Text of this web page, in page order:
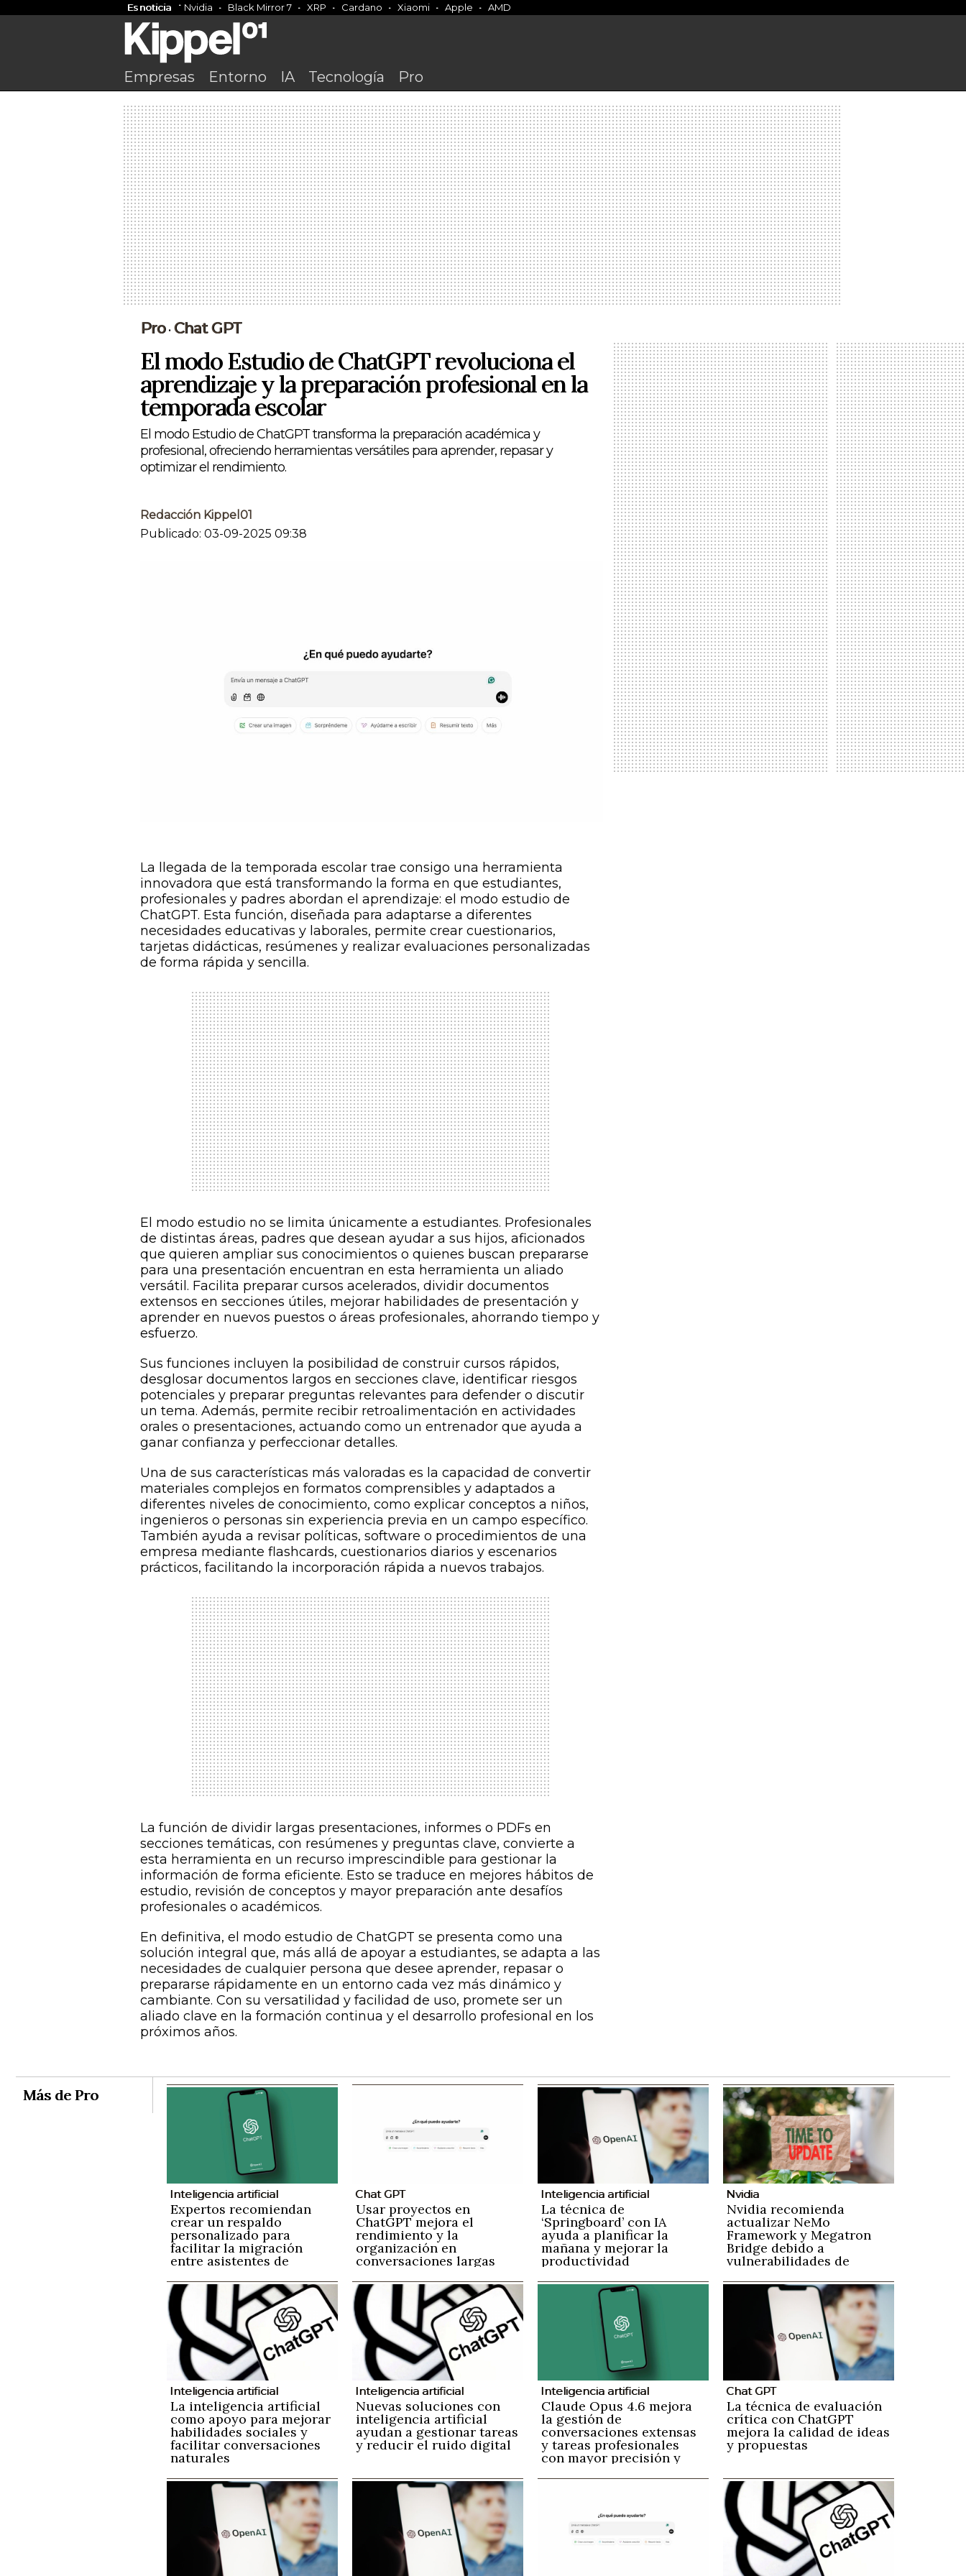
Es noticia Nvidia Black Mirror 7 XRP Cardano Xiaomi Apple AMD
Empresas Entorno IA Tecnología Pro
Pro• Chat GPT
El modo Estudio de ChatGPT revoluciona el
aprendizaje y la preparación profesional en la
temporada escolar
El modo Estudio de ChatGPT transforma la preparación académica y
profesional, ofreciendo herramientas versátiles para aprender, repasar y
optimizar el rendimiento.
Redacción Kippel01
Publicado: 03-09-2025 09:38
La llegada de la temporada escolar trae consigo una herramienta
innovadora que está transformando la forma en que estudiantes,
profesionales y padres abordan el aprendizaje: el modo estudio de
ChatGPT. Esta función, diseñada para adaptarse a diferentes
necesidades educativas y laborales, permite crear cuestionarios,
tarjetas didácticas, resúmenes y realizar evaluaciones personalizadas
de forma rápida y sencilla.
El modo estudio no se limita únicamente a estudiantes. Profesionales
de distintas áreas, padres que desean ayudar a sus hijos, aficionados
que quieren ampliar sus conocimientos o quienes buscan prepararse
para una presentación encuentran en esta herramienta un aliado
versátil. Facilita preparar cursos acelerados, dividir documentos
extensos en secciones útiles, mejorar habilidades de presentación y
aprender en nuevos puestos o áreas profesionales, ahorrando tiempo y
esfuerzo.
Sus funciones incluyen la posibilidad de construir cursos rápidos,
desglosar documentos largos en secciones clave, identificar riesgos
potenciales y preparar preguntas relevantes para defender o discutir
un tema. Además, permite recibir retroalimentación en actividades
orales o presentaciones, actuando como un entrenador que ayuda a
ganar confianza y perfeccionar detalles.
Una de sus características más valoradas es la capacidad de convertir
materiales complejos en formatos comprensibles y adaptados a
diferentes niveles de conocimiento, como explicar conceptos a niños,
ingenieros o personas sin experiencia previa en un campo específico.
También ayuda a revisar políticas, software o procedimientos de una
empresa mediante flashcards, cuestionarios diarios y escenarios
prácticos, facilitando la incorporación rápida a nuevos trabajos.
La función de dividir largas presentaciones, informes o PDFs en
secciones temáticas, con resúmenes y preguntas clave, convierte a
esta herramienta en un recurso imprescindible para gestionar la
información de forma eficiente. Esto se traduce en mejores hábitos de
estudio, revisión de conceptos y mayor preparación ante desafíos
profesionales o académicos.
En definitiva, el modo estudio de ChatGPT se presenta como una
solución integral que, más allá de apoyar a estudiantes, se adapta a las
necesidades de cualquier persona que desee aprender, repasar o
prepararse rápidamente en un entorno cada vez más dinámico y
cambiante. Con su versatilidad y facilidad de uso, promete ser un
aliado clave en la formación continua y el desarrollo profesional en los
próximos años.
Más de Pro
Inteligencia artificial
Expertos recomiendan
crear un respaldo
personalizado para
facilitar la migración
entre asistentes de
perder información
Chat GPT
Usar proyectos en
ChatGPT mejora el
rendimiento y la
organización en
conversaciones largas
Inteligencia artificial
La técnica de
‘Springboard’ con IA
ayuda a planificar la
mañana y mejorar la
productividad
Nvidia
Nvidia recomienda
actualizar NeMo
Framework y Megatron
Bridge debido a
vulnerabilidades de
Inteligencia artificial
La inteligencia artificial
como apoyo para mejorar
habilidades sociales y
facilitar conversaciones
naturales
Inteligencia artificial
Nuevas soluciones con
inteligencia artificial
ayudan a gestionar tareas
y reducir el ruido digital
Inteligencia artificial
Claude Opus 4.6 mejora
la gestión de
conversaciones extensas
y tareas profesionales
con mayor precisión y
Chat GPT
La técnica de evaluación
crítica con ChatGPT
mejora la calidad de ideas
y propuestas